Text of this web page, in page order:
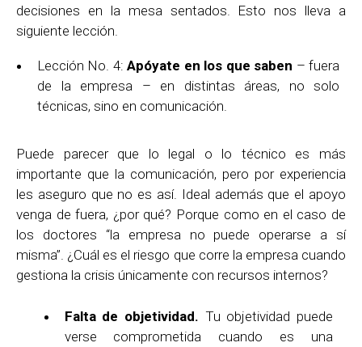
decisiones en la mesa sentados. Esto nos lleva a
siguiente lección.
Lección No. 4:Apóyate en los que saben – fuera
de la empresa – en distintas áreas, no solo
técnicas, sino en comunicación.
Puede parecer que lo legal o lo técnico es más
importante que la comunicación, pero por experiencia
les aseguro que no es así. Ideal además que el apoyo
venga de fuera, ¿por qué? Porque como en el caso de
los doctores “la empresa no puede operarse a sí
misma”. ¿Cuál es el riesgo que corre la empresa cuando
gestiona la crisis únicamente con recursos internos?
Falta de objetividad. Tu objetividad puede
verse comprometida cuando es una